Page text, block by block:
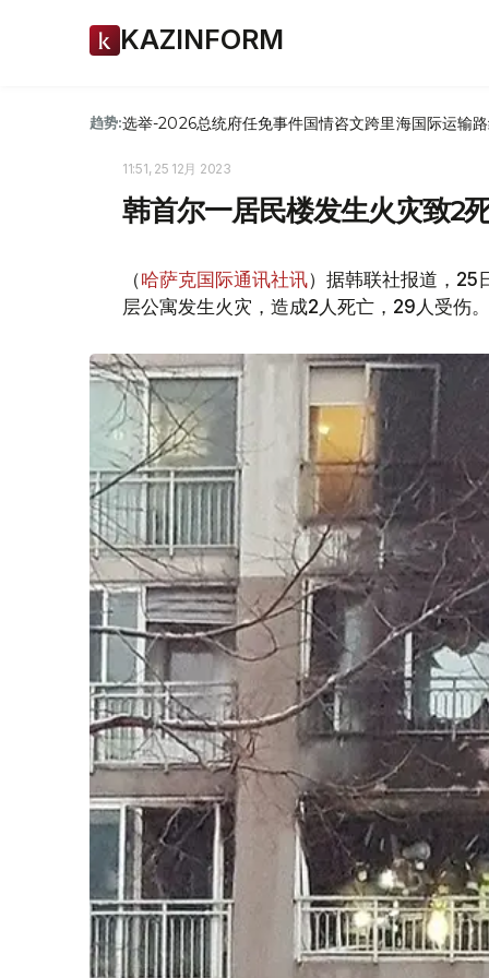
KAZINFORM
趋势:选举-2026总统府任免事件国情咨文跨里海国际运输
11:51, 25 12月 2023
韩首尔一居民楼发生火灾致2
（哈萨克国际通讯社讯）据韩联社报道，25
层公寓发生火灾，造成2人死亡，29人受伤。